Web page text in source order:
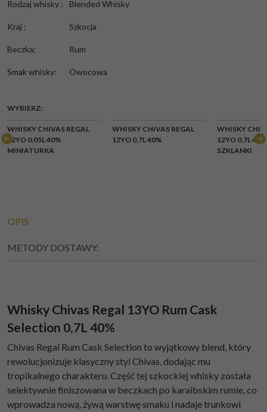
Rodzaj whisky : Blended Whisky
Kraj : Szkocja
Beczka: Rum
Smak whisky: Owocowa
WYBIERZ:
WHISKY CHIVAS REGAL
12YO 0,05L 40%
MINIATURKA
WHISKY CHIVAS REGAL
12YO 0,7L 40%
WHISKY
12YO 0,7L
SZKLANKI
OPIS
METODY DOSTAWY:
Whisky Chivas Regal 13YO Rum Cask
Selection 0,7L 40%
Chivas Regal Rum Cask Selection to wyjątkowy blend, który
rewolucjonizuje klasyczny styl Chivas, dodając mu
tropikalnego charakteru. Część tej szkockiej whisky została
selektywnie finiszowana w beczkach po karaibskim rumie, co
wprowadza nową, żywą warstwę smaku i nadaje trunkowi